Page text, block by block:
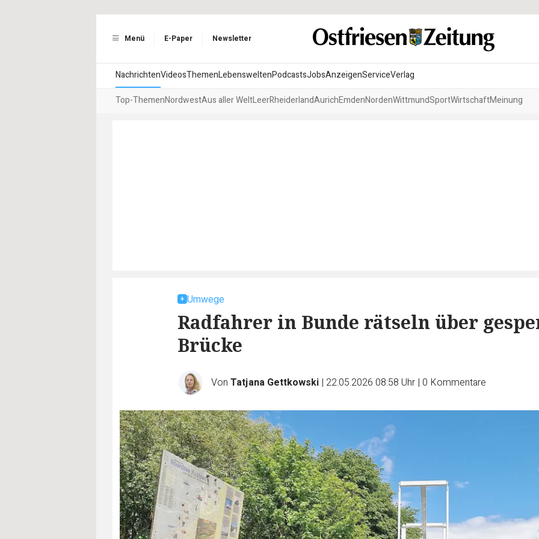
Menü E-Paper Newsletter
NachrichtenVideosThemenLebensweltenPodcastsJobsAnzeigenServiceVerlag
Top-ThemenNordwestAus aller WeltLeerRheiderlandAurichEmdenNordenWittmundSportWirtschaftMeinung
Umwege
Radfahrer in Bunde rätseln über
Brücke
Von Tatjana Gettkowski | 22.05.2026 08:58 Uhr | 0 Kommentare